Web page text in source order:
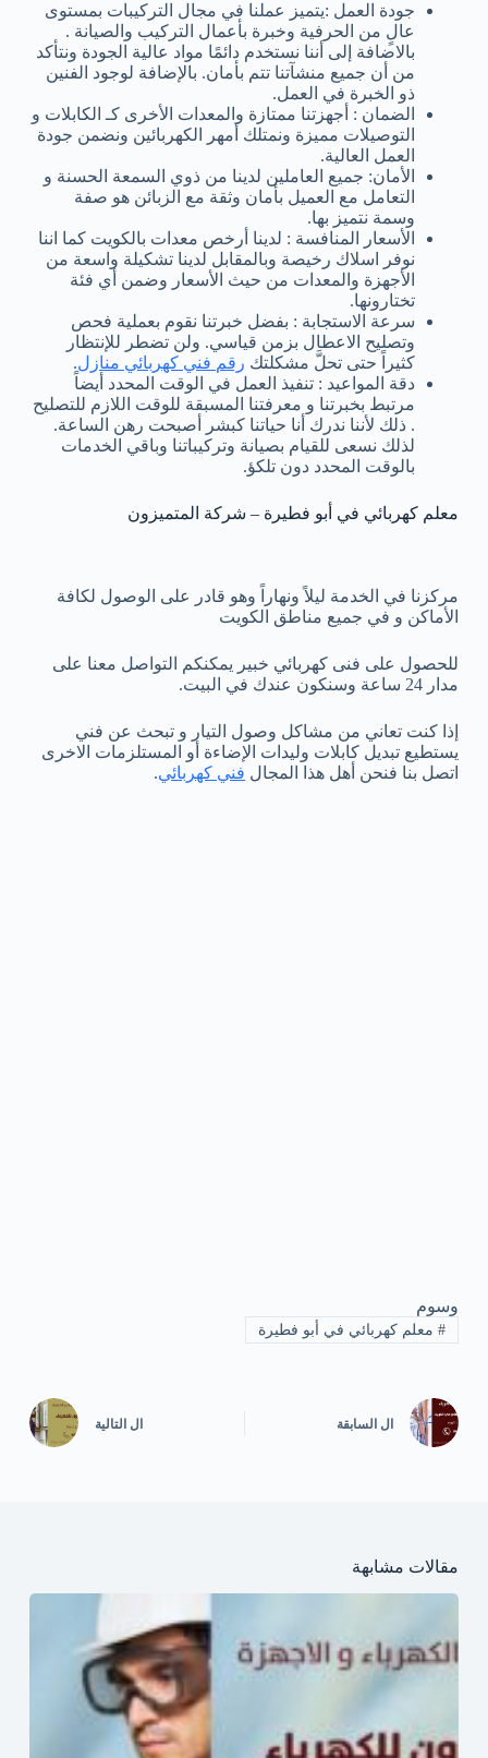
جودة العمل :يتميز عملنا في مجال التركيبات بمستوى
عالٍ من الحرفية وخبرة بأعمال التركيب والصيانة .
بالاضافة إلى أننا نستخدم دائمًا مواد عالية الجودة ونتأكد
من أن جميع منشآتنا تتم بأمان. بالإضافة لوجود الفنين
ذو الخبرة في العمل.
الضمان : أجهزتنا ممتازة والمعدات الأخرى كـ الكابلات و
التوصيلات مميزة ونمتلك أمهر الكهربائين ونضمن جودة
العمل العالية.
الأمان: جميع العاملين لدينا من ذوي السمعة الحسنة و
التعامل مع العميل بأمان وثقة مع الزبائن هو صفة
وسمة نتميز بها.
الأسعار المنافسة : لدينا أرخص معدات بالكويت كما اننا
نوفر اسلاك رخيصة وبالمقابل لدينا تشكيلة واسعة من
الأجهزة والمعدات من حيث الأسعار وضمن أي فئة
تختارونها.
سرعة الاستجابة : بفضل خبرتنا نقوم بعملية فحص
وتصليح الاعطال بزمن قياسي. ولن تضطر للإنتظار
كثيراً حتى تحلَّ مشكلتك رقم فني كهربائي منازل.
دقة المواعيد : تنفيذ العمل في الوقت المحدد أيضاً
مرتبط بخبرتنا و معرفتنا المسبقة للوقت اللازم للتصليح
. ذلك لأننا ندرك أنا حياتنا كبشر أصبحت رهن الساعة.
لذلك نسعى للقيام بصيانة وتركيباتنا وباقي الخدمات
بالوقت المحدد دون تلكؤ.
معلم كهربائي في أبو فطيرة – شركة المتميزون
مركزنا في الخدمة ليلاً ونهاراً وهو قادر على الوصول لكافة
الأماكن و في جميع مناطق الكويت
للحصول على فنى كهربائي خبير يمكنكم التواصل معنا على
مدار 24 ساعة وسنكون عندك في البيت.
إذا كنت تعاني من مشاكل وصول التيار و تبحث عن فني
يستطيع تبديل كابلات وليدات الإضاءة أو المستلزمات الاخرى
اتصل بنا فنحن أهل هذا المجال فني كهربائي.
وسوم
#معلم كهربائي في أبو فطيرة
ال السابقة ال التالية
مقالات مشابهة